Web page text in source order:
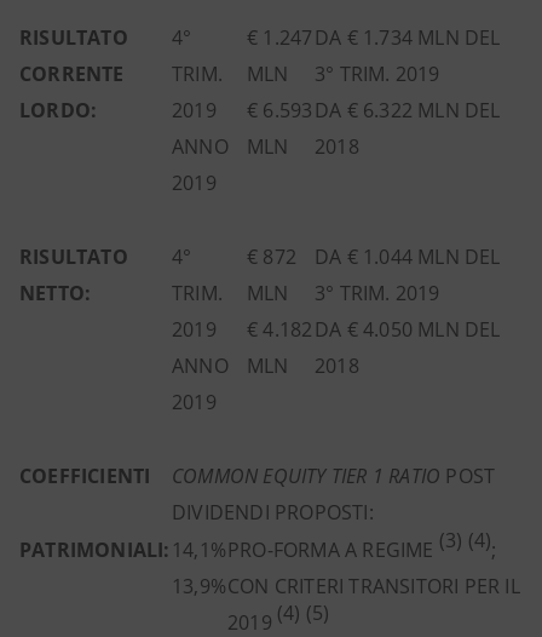
RISULTATO
CORRENTE
LORDO:
4°
TRIM.
2019
ANNO
2019
€ 1.247
MLN
€ 6.593
MLN
DA € 1.734 MLN DEL
3° TRIM. 2019
DA € 6.322 MLN DEL
2018
RISULTATO
NETTO:
4°
TRIM.
2019
ANNO
2019
€ 872
MLN
€ 4.182
MLN
DA € 1.044 MLN DEL
3° TRIM. 2019
DA € 4.050 MLN DEL
2018
COEFFICIENTI COMMON EQUITY TIER 1 RATIO POST
DIVIDENDI PROPOSTI:
PATRIMONIALI: 14,1%
13,9%
PRO-FORMA A REGIME (3) (4);
CON CRITERI TRANSITORI PER IL
2019 (4) (5)